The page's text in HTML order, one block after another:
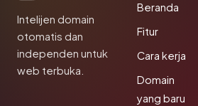
Intelijen domain
otomatis dan
independen untuk
web terbuka.
Beranda
Fitur
Cara kerja
Domain
yang baru